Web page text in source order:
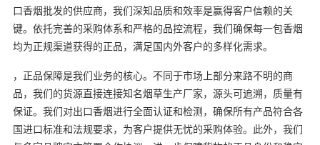
口香烟批发的供应商，我们深知品质和效率是赢得客户信赖的关
键。依托完善的采购体系和严格的品控流程，我们确保每一包香烟
均为正规渠道获得的正品，满足国内外客户的多样化需求。
，正品保障是我们业务的核心。不同于市场上部分来路不明的商
品，我们的货源直接连接知名烟草生产厂家，源头可追溯，质量有
保证。我们对出口香烟进行全面认证和检测，确保所有产品符合各
国进口标准和法规要求，为客户提供无忧的采购体验。此外，我们